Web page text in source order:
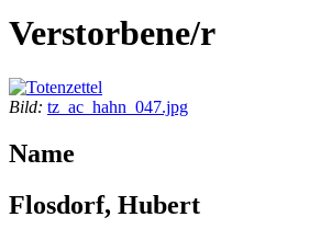
Verstorbene/r
Bild: tz_ac_hahn_047.jpg
Name
Flosdorf, Hubert